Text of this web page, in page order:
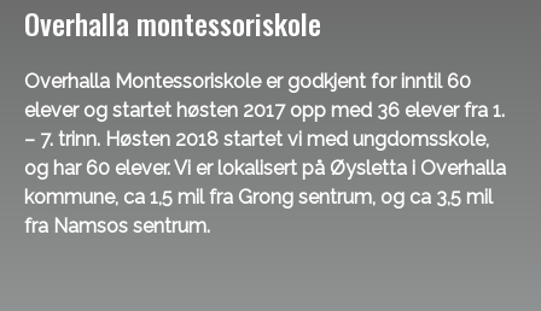
Overhalla montessoriskole
Overhalla Montessoriskole er godkjent for inntil 60
elever og startet høsten 2017 opp med 36 elever fra 1.
– 7. trinn. Høsten 2018 startet vi med ungdomsskole,
og har 60 elever. Vi er lokalisert på Øysletta i Overhalla
kommune, ca 1,5 mil fra Grong sentrum, og ca 3,5 mil
fra Namsos sentrum.